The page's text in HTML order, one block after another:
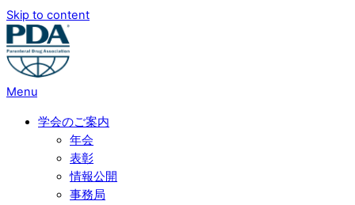
Skip to content
Menu
学会のご案内
年会
表彰
情報公開
事務局